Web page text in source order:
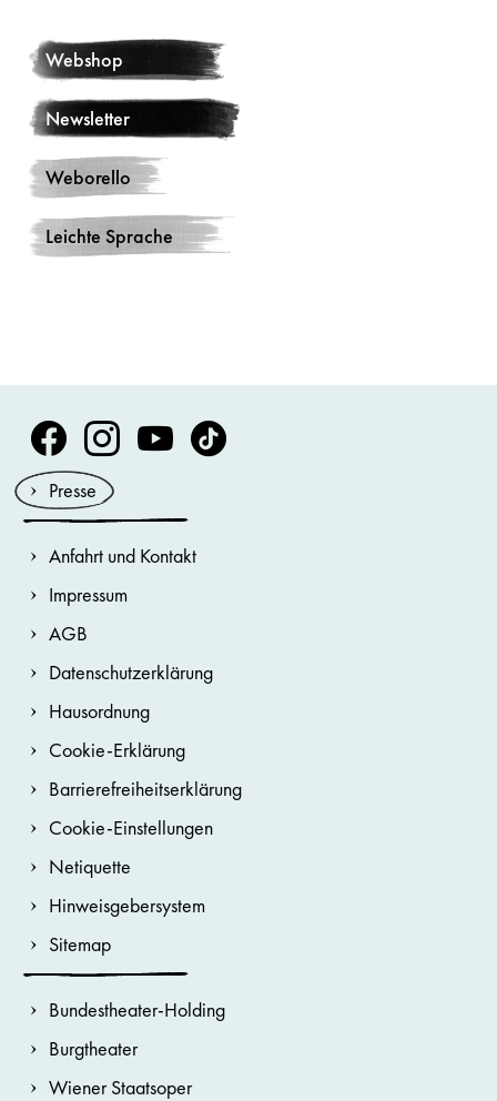
Webshop
Newsletter
Weborello
Leichte Sprache
Volksoper Facebook
Volksoper Instagram
Volksoper Youtube
Volksoper TikTok
Presse
Anfahrt und Kontakt
Impressum
AGB
Datenschutzerklärung
Hausordnung
Cookie-Erklärung
Barrierefreiheitserklärung
Cookie-Einstellungen
Netiquette
Hinweisgebersystem
Sitemap
Bundestheater-Holding
Burgtheater
Wiener Staatsoper